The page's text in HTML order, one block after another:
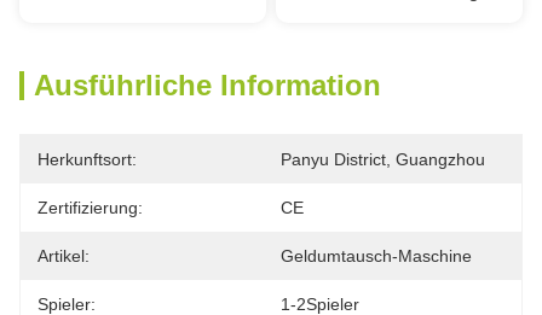
Ausführliche Information
Herkunftsort: Panyu District, Guangzhou
Zertifizierung: CE
Artikel: Geldumtausch-Maschine
Spieler: 1-2Spieler